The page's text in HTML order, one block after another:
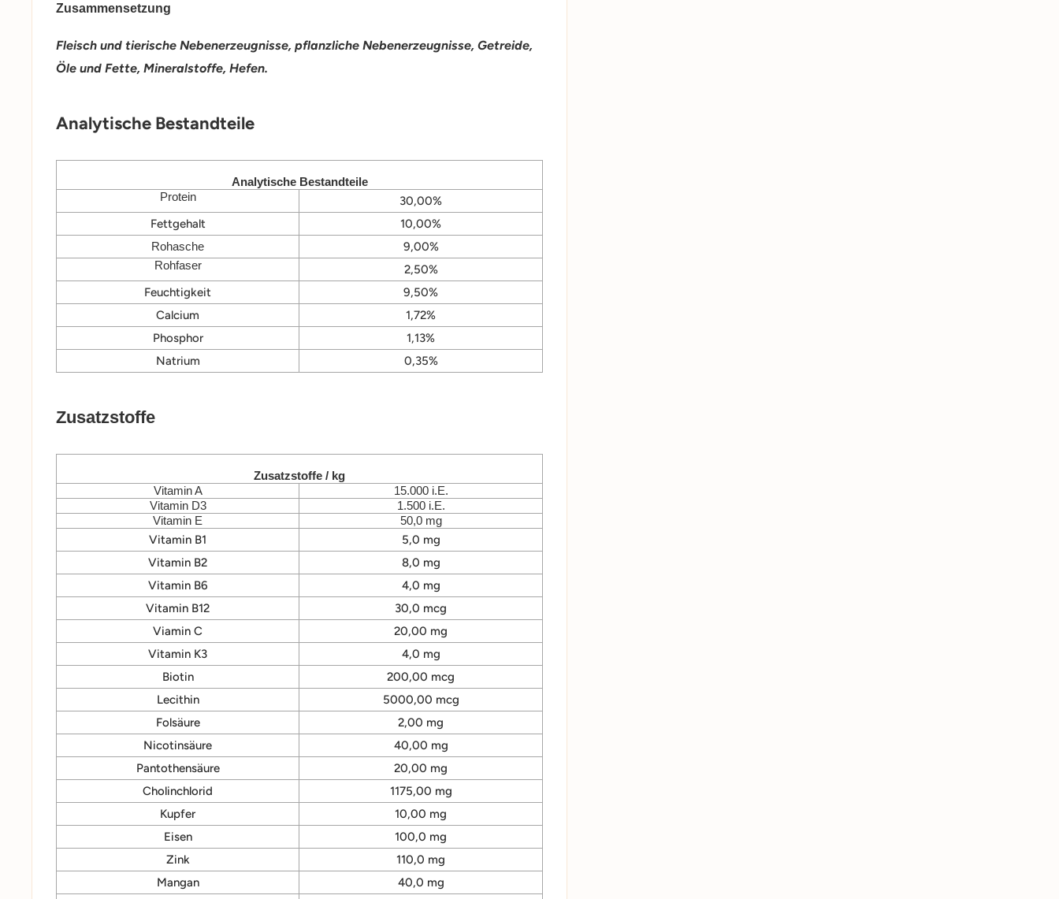
Zusammensetzung
Fleisch und tierische Nebenerzeugnisse, pflanzliche Nebenerzeugnisse, Getreide,
Öle und Fette, Mineralstoffe, Hefen.
Analytische Bestandteile
Analytische Bestandteile
Protein
30,00%
Fettgehalt
10,00%
Rohasche 9,00%
Rohfaser
2,50%
Feuchtigkeit
9,50%
Calcium
1,72%
Phosphor
1,13%
Natrium
0,35%
Zusatzstoffe
Zusatzstoffe / kg
Vitamin A
15.000 i.E.
Vitamin D3
1.500 i.E.
Vitamin E
50,0 mg
Vitamin B1
5,0 mg
Vitamin B2
8,0 mg
Vitamin B6
4,0 mg
Vitamin B12
30,0 mcg
Viamin C
20,00 mg
Vitamin K3
4,0 mg
Biotin
200,00 mcg
Lecithin
5000,00 mcg
Folsäure
2,00 mg
Nicotinsäure
40,00 mg
Pantothensäure
20,00 mg
Cholinchlorid
1175,00 mg
Kupfer
10,00 mg
Eisen
100,0 mg
Zink
110,0 mg
Mangan
40,0 mg